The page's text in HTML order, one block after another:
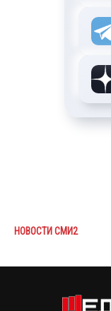
НОВОСТИ СМИ2